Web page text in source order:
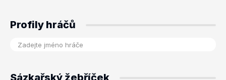
Profily hráčů
Sázkařský žebříček